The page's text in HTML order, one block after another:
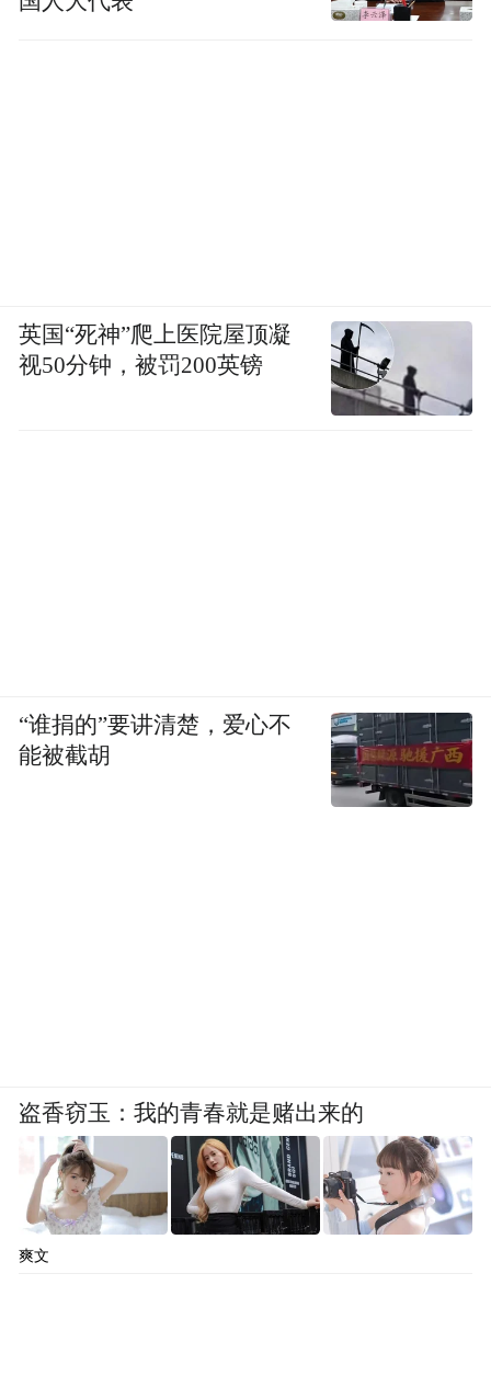
英国“死神”爬上医院屋顶凝
视50分钟，被罚200英镑
“谁捐的”要讲清楚，爱心不
能被截胡
盗香窃玉：我的青春就是赌出来的
爽文